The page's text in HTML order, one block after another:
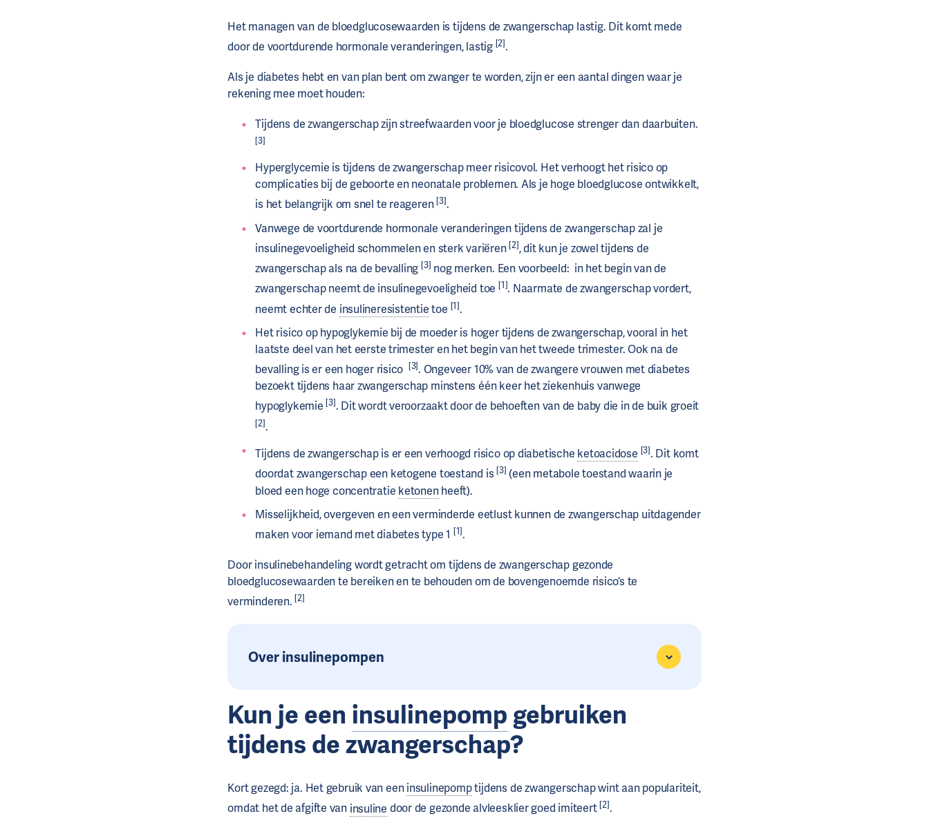
Het managen van de bloedglucosewaarden is tijdens de zwangerschap lastig. Dit komt mede
door de voortdurende hormonale veranderingen, lastig [2].
Als je diabetes hebt en van plan bent om zwanger te worden, zijn er een aantal dingen waar je
rekening mee moet houden:
Tijdens de zwangerschap zijn streefwaarden voor je bloedglucose strenger dan daarbuiten.
[3]
Hyperglycemie is tijdens de zwangerschap meer risicovol. Het verhoogt het risico op
complicaties bij de geboorte en neonatale problemen. Als je hoge bloedglucose ontwikkelt,
is het belangrijk om snel te reageren[3].
Vanwege de voortdurende hormonale veranderingen tijdens de zwangerschap zal je
insulinegevoeligheid schommelen en sterk variëren[2], dit kun je zowel tijdens de
zwangerschap als na de bevalling[3] nog merken. Een voorbeeld: in het begin van de
zwangerschap neemt de insulinegevoeligheid toe [1]. Naarmate de zwangerschap vordert,
neemt echter de insulineresistentietoe [1].
Het risico op hypoglykemie bij de moeder is hoger tijdens de zwangerschap, vooral in het
laatste deel van het eerste trimester en het begin van het tweede trimester. Ook na de
bevalling is er een hoger risico [3]. Ongeveer 10% van de zwangere vrouwen met diabetes
bezoekt tijdens haar zwangerschap minstens één keer het ziekenhuis vanwege
hypoglykemie[3]. Dit wordt veroorzaakt door de behoeften van de baby die in de buik groeit
[2].
Tijdens de zwangerschap is er een verhoogd risico op diabetische ketoacidose [3]. Dit komt
doordat zwangerschap een ketogene toestand is[3] (een metabole toestand waarin je
bloed een hoge concentratie ketonenheeft).
Misselijkheid, overgeven en een verminderde eetlust kunnen de zwangerschap uitdagender
maken voor iemand met diabetes type 1 [1].
Door insulinebehandeling wordt getracht om tijdens de zwangerschap gezonde
bloedglucosewaarden te bereiken en te behouden om de bovengenoemde risico’s te
verminderen.[2]
Over insulinepompen
Kun je een insulinepomp gebruiken
tijdens de zwangerschap?
Kort gezegd: ja. Het gebruik van eeninsulinepomptijdens de zwangerschap wint aan populariteit,
omdat het de afgifte van insuline door de gezonde alvleesklier goed imiteert[2].